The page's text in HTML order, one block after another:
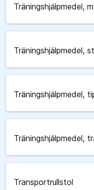
Träningshjälpmedel,
Träningshjälpmedel,
Träningshjälpmedel,
Träningshjälpmedel,
Transportrullstol